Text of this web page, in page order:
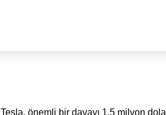
Tesla, önemli bir davayı 1,5 milyon